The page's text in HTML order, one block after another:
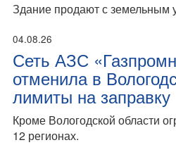
Здание продают с земельным
04.08.26
Сеть АЗС
отменила в
лимиты на заправку
Кроме Вологодской области
12 регионах.